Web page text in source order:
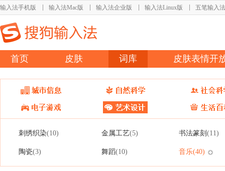
输入法手机版 输入法Mac版 输入法企业版 输入法Linux版 五笔输入法
首页 皮肤 词库 皮肤表情开
刺绣织染(10) 金属工艺(5) 书法篆刻 (11)
陶瓷(3) 舞蹈(10) 音乐(40)